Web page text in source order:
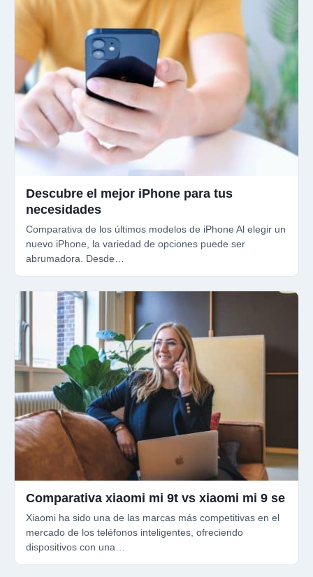
Descubre el mejor iPhone para tus
necesidades
Comparativa de los últimos modelos de iPhone Al elegir un
nuevo iPhone, la variedad de opciones puede ser
abrumadora. Desde…
Comparativa xiaomi mi 9t vs xiaomi mi 9 se
Xiaomi ha sido una de las marcas más competitivas en el
mercado de los teléfonos inteligentes, ofreciendo
dispositivos con una…